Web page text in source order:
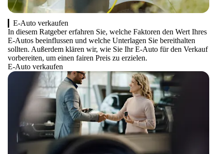
E-Auto verkaufen
In diesem Ratgeber erfahren Sie, welche Faktoren den Wert Ihres
E-Autos beeinflussen und welche Unterlagen Sie bereithalten
sollten. Außerdem klären wir, wie Sie Ihr E-Auto für den Verkauf
vorbereiten, um einen fairen Preis zu erzielen.
E-Auto verkaufen